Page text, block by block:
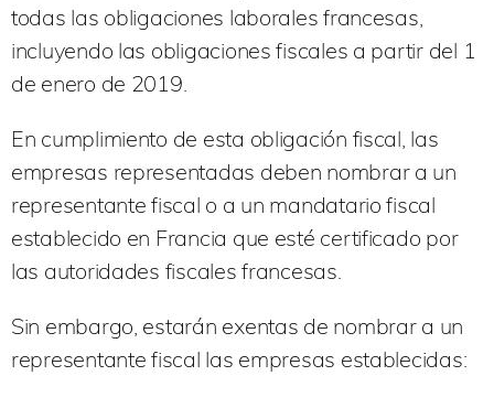
todas las obligaciones laborales francesas,
incluyendo las obligaciones fiscales a partir del 1
de enero de 2019.
En cumplimiento de esta obligación fiscal, las
empresas representadas deben nombrar a un
representante fiscal o a un mandatario fiscal
establecido en Francia que esté certificado por
las autoridades fiscales francesas.
Sin embargo, estarán exentas de nombrar a un
representante fiscal las empresas establecidas: